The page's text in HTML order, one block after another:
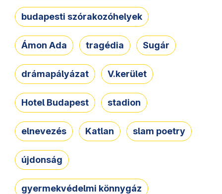
budapesti szórakozóhelyek
Ámon Ada tragédia Sugár
drámapályázat V.kerület
Hotel Budapest stadion
elnevezés Katlan slam poetry
újdonság
gyermekvédelmi könnygáz